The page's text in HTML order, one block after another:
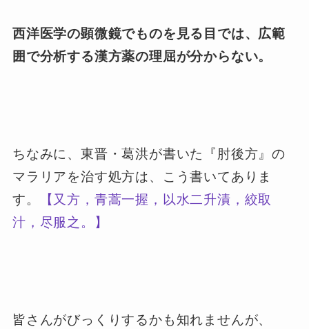
西洋医学の顕微鏡でものを見る目では、広範
囲で分析する漢方薬の理屈が分からない。
ちなみに、東晋・葛洪が書いた『肘後方』の
マラリアを治す処方は、こう書いてありま
す。
【又方，青蒿一握，以水二升漬，絞取
汁，尽服之。】
皆さんがびっくりするかも知れませんが、